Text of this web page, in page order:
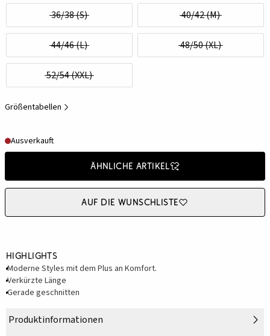
36/38 (S) 40/42 (M)
44/46 (L) 48/50 (XL)
52/54 (XXL)
Größentabellen
Ausverkauft
Ähnliche Artikel
Auf die Wunschliste
Highlights
Moderne Styles mit dem Plus an Komfort.
Verkürzte Länge
Gerade geschnitten
Produktinformationen